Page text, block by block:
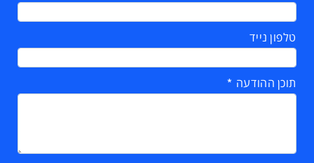
טלפון נייד
תוכן ההודעה